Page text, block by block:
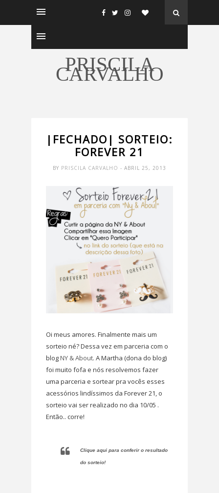
PRISCILA
CARVALHO
|FECHADO| SORTEIO:
FOREVER 21
BY PRISCILA CARVALHO - ABRIL 25, 2013
Oi meus amores. Finalmente mais um
sorteio né? Dessa vez em parceria com o
blogNY & About. A Martha (dona do blog)
foi muito fofa e nós resolvemos fazer
uma parceria e sortear pra vocês esses
acessórios lindíssimos da Forever 21, o
sorteio vai ser realizado no dia 10/05 .
Então.. corre!
Clique aqui para conferir o resultado
do sorteio!